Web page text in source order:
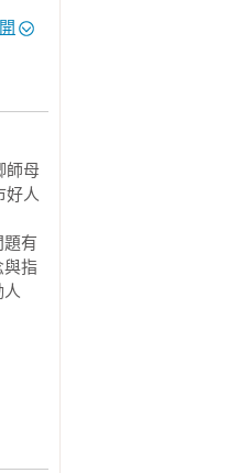
己
急
師母
好人
有
與指